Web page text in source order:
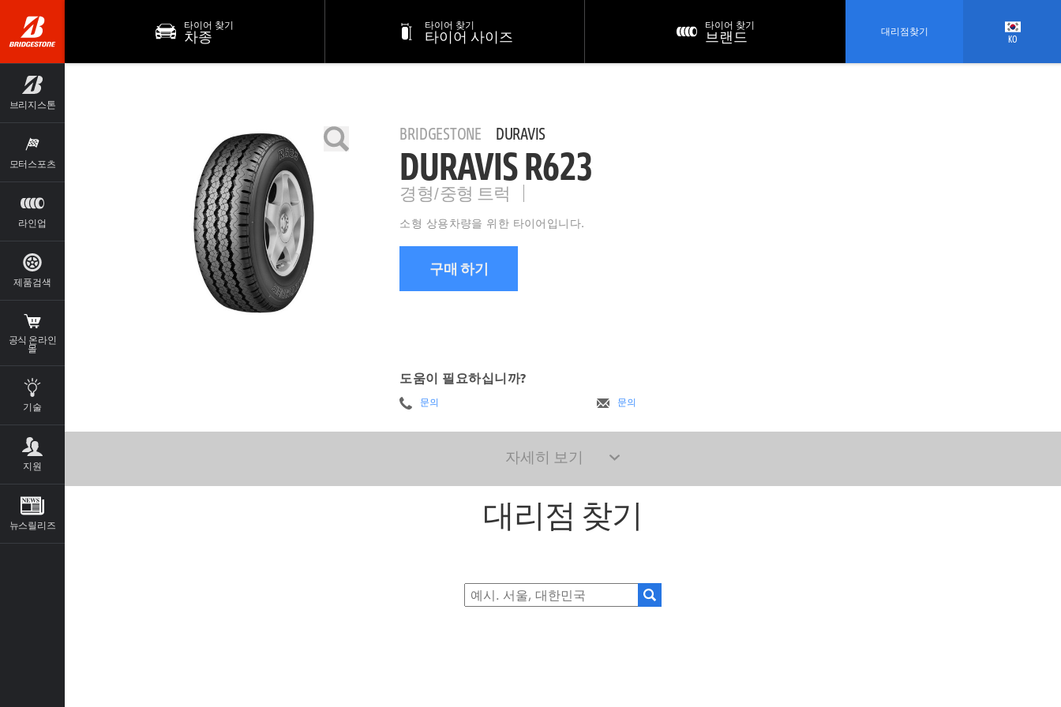
브리지스톤
모터스포츠
라인업
제품검색
공식 온라인
몰
기술
지원
뉴스릴리즈
타이어 찾기
차종
타이어 찾기
타이어 사이즈
타이어 찾기
브랜드 대리점찾기
KO
BRIDGESTONE DURAVIS
DURAVIS R623
경형/중형 트럭
소형 상용차량을 위한 타이어입니다.
구매 하기
도움이 필요하십니까?
문의 문의
자세히 보기
대리점 찾기